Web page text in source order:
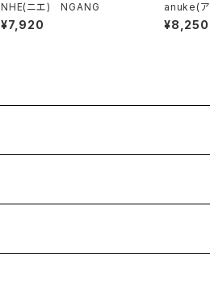
NHE(ニエ) NGANG
¥7,920
anuke(
¥8,250